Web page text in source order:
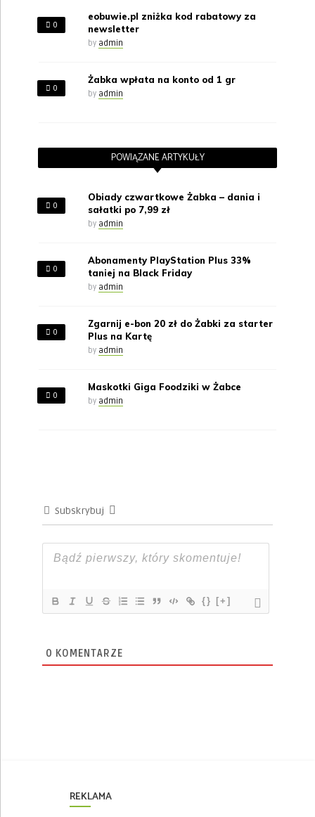
0
eobuwie.pl zniżka kod rabatowy za
newsletter
by admin
0
Żabka wpłata na konto od 1 gr
by admin
POWIĄZANE ARTYKUŁY
0
Obiady czwartkowe Żabka – dania i
sałatki po 7,99 zł
by admin
0
Abonamenty PlayStation Plus 33%
taniej na Black Friday
by admin
0
Zgarnij e-bon 20 zł do Żabki za starter
Plus na Kartę
by admin
0
Maskotki Giga Foodziki w Żabce
by admin
Subskrybuj
{} [+]
0 KOMENTARZE
REKLAMA